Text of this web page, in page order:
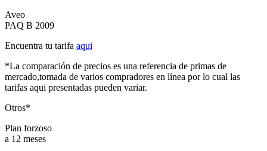
Aveo
PAQ B 2009
Encuentra tu tarifa aqui
*La comparación de precios es una referencia de primas de
mercado,tomada de varios compradores en línea por lo cual las
tarifas aqui presentadas pueden variar.
Otros*
Plan forzoso
a 12 meses